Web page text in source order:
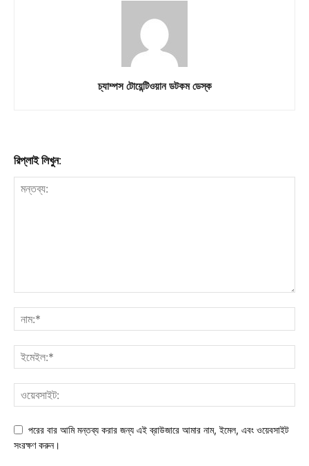
Download PhotoCard
চ্যাম্পস টোয়েন্টিওয়ান ডটকম ডেস্ক
রিপ্লাই লিখুন:
পরের বার আমি মন্তব্য করার জন্য এই ব্রাউজারে আমার নাম, ইমেল, এবং ওয়েবসাইট
সংরক্ষণ করুন।